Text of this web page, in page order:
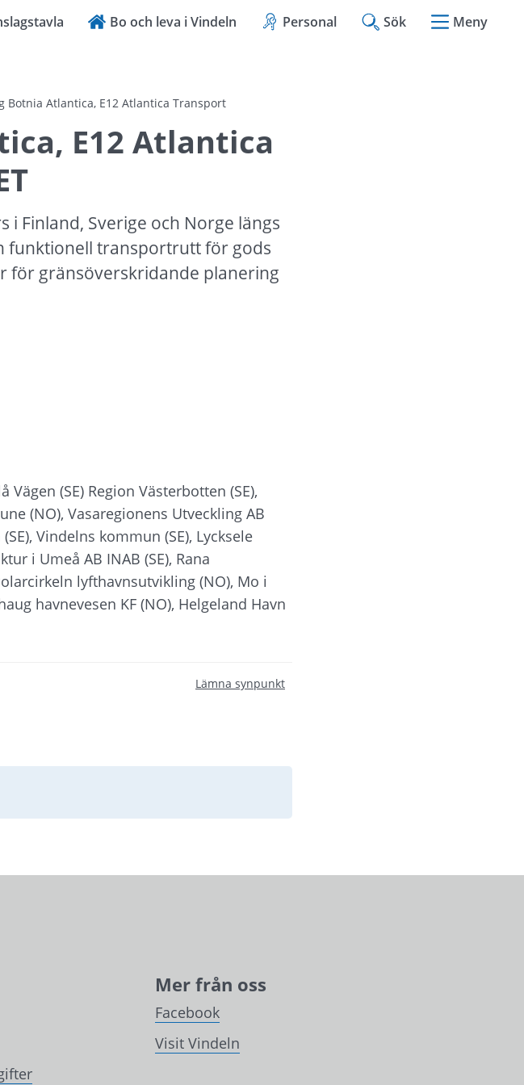
Bo och leva i Vindeln Personal Sök Meny
Botnia Atlantica, E12 Atlantica Transport
E12 Atlantica
Finland, Sverige och Norge längs
funktionell transportrutt för gods
för gränsöverskridande planering
Vägen (SE) Region Västerbotten (SE),
(NO), Vasaregionens Utveckling AB
Vindelns kommun (SE), Lycksele
i Umeå AB INAB (SE), Rana
lyfthavnsutvikling (NO), Mo i
havnevesen KF (NO), Helgeland Havn
Lämna synpunkt
Mer från oss
Facebook
Visit Vindeln